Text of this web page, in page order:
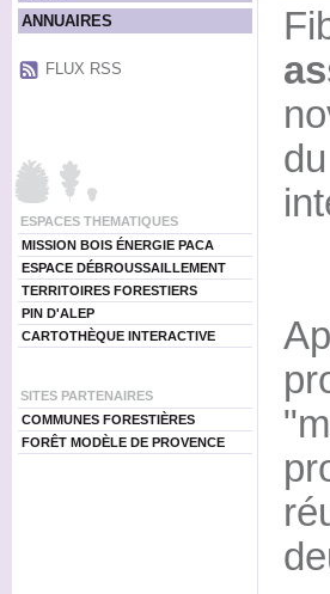
ANNUAIRES
FLUX RSS
ESPACES THEMATIQUES
MISSION BOIS ÉNERGIE PACA
ESPACE DÉBROUSSAILLEMENT
TERRITOIRES FORESTIERS
PIN D'ALEP
CARTOTHÈQUE INTERACTIVE
SITES PARTENAIRES
COMMUNES FORESTIÈRES
FORÊT MODÈLE DE PROVENCE